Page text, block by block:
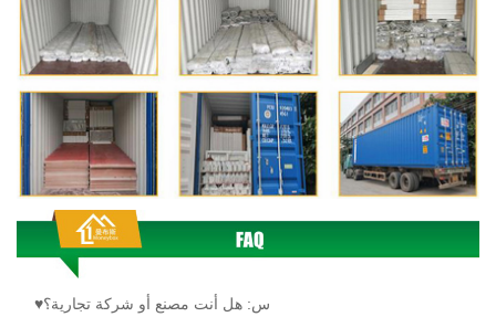
♥س: هل أنت مصنع أو شركة تجارية؟